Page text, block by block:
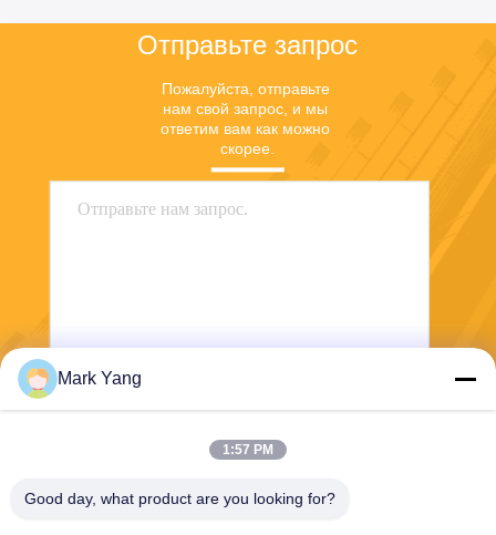
Отправьте запрос
Пожалуйста, отправьте
нам свой запрос, и мы
ответим вам как можно
скорее.
Отправить
Mark Yang
1:57 PM
Good day, what product are you looking for?